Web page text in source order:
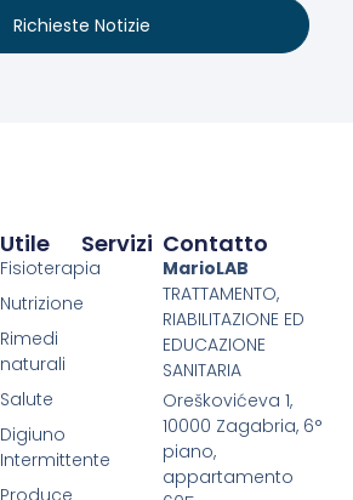
Richieste Notizie
Servizi
Utile
Fisioterapia
Nutrizione
Rimedi
naturali
Salute
Digiuno
Intermittente
Contatto
MarioLAB
TRATTAMENTO,
RIABILITAZIONE ED
EDUCAZIONE
SANITARIA
Oreškovićeva 1,
10000 Zagabria, 6°
piano,
appartamento